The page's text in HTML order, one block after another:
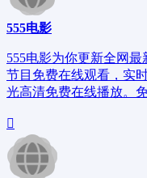
555电影
555电影为你更新全网
节目免费在线观看，实
光高清免费在线播放。